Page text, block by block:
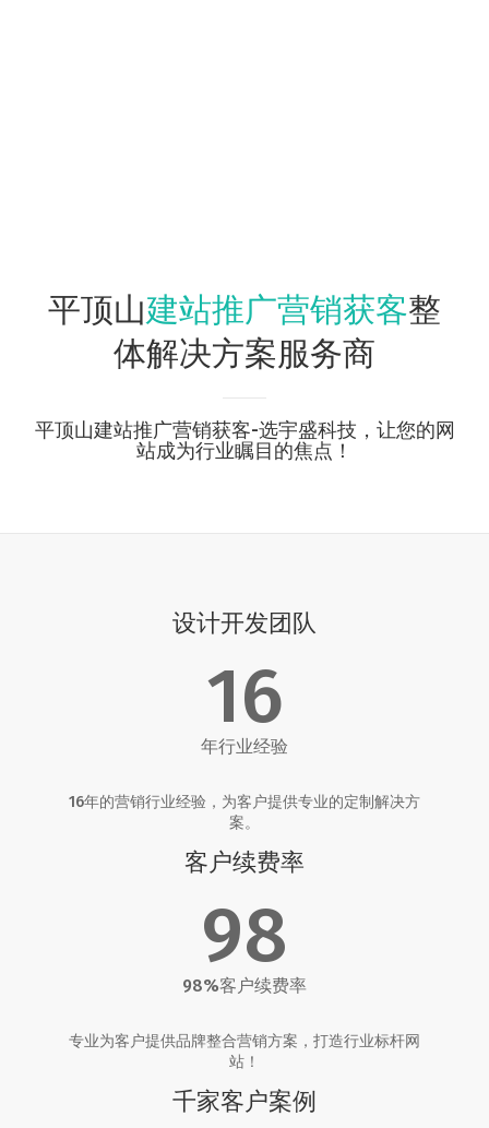
平顶山建站推广营销获客整
体解决方案服务商
平顶山建站推广营销获客-选宇盛科技，让您的网
站成为行业瞩目的焦点！
设计开发团队
16
年行业经验
16年的营销行业经验，为客户提供专业的定制解决方
案。
客户续费率
98
98%客户续费率
专业为客户提供品牌整合营销方案，打造行业标杆网
站！
千家客户案例